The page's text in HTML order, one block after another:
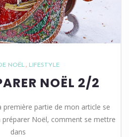
NOËL LIFESTYLE
NOËL 2/2
première partie de mon article se
Noël, comment se mettre
dans